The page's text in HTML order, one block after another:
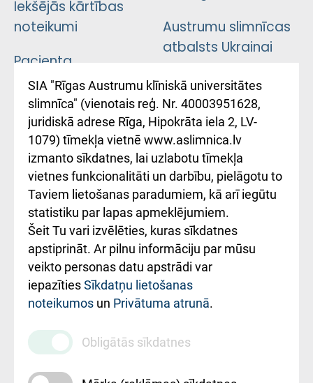
Iekšējās kārtības
noteikumi
Pacienta
atsauksmju/sūdzību
iesniegšanas
kārtība
Kā pie mums nokļūt
Rēķinu apmaksas
ceļvedis
Rekvizīti un
ārstniecības
iestādes kods
010000234
Maksas
pakalpojumu
cenrādis
Austrumu slimnīcas
atbalsts Ukrainai
Підтримка Східної
лікарні та співпраця з
Україною
SIA "Rīgas Austrumu klīniskā universitātes
slimnīca" (vienotais reģ. Nr. 40003951628,
juridiskā adrese Rīga, Hipokrāta iela 2, LV-
1079) tīmekļa vietnē www.aslimnica.lv
izmanto sīkdatnes, lai uzlabotu tīmekļa
vietnes funkcionalitāti un darbību, pielāgotu to
Taviem lietošanas paradumiem, kā arī iegūtu
statistiku par lapas apmeklējumiem.
Šeit Tu vari izvēlēties, kuras sīkdatnes
apstiprināt. Ar pilnu informāciju par mūsu
veikto personas datu apstrādi var
iepazītiesSīkdatņu lietošanas
noteikumos un Privātuma atrunā.
Obligātās sīkdatnes